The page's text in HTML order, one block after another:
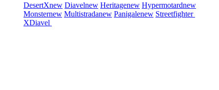
DesertXnew Diavelnew Heritagenew Hypermotardnew
Monsternew Multistradanew Panigalenew Streetfighter
XDiavel